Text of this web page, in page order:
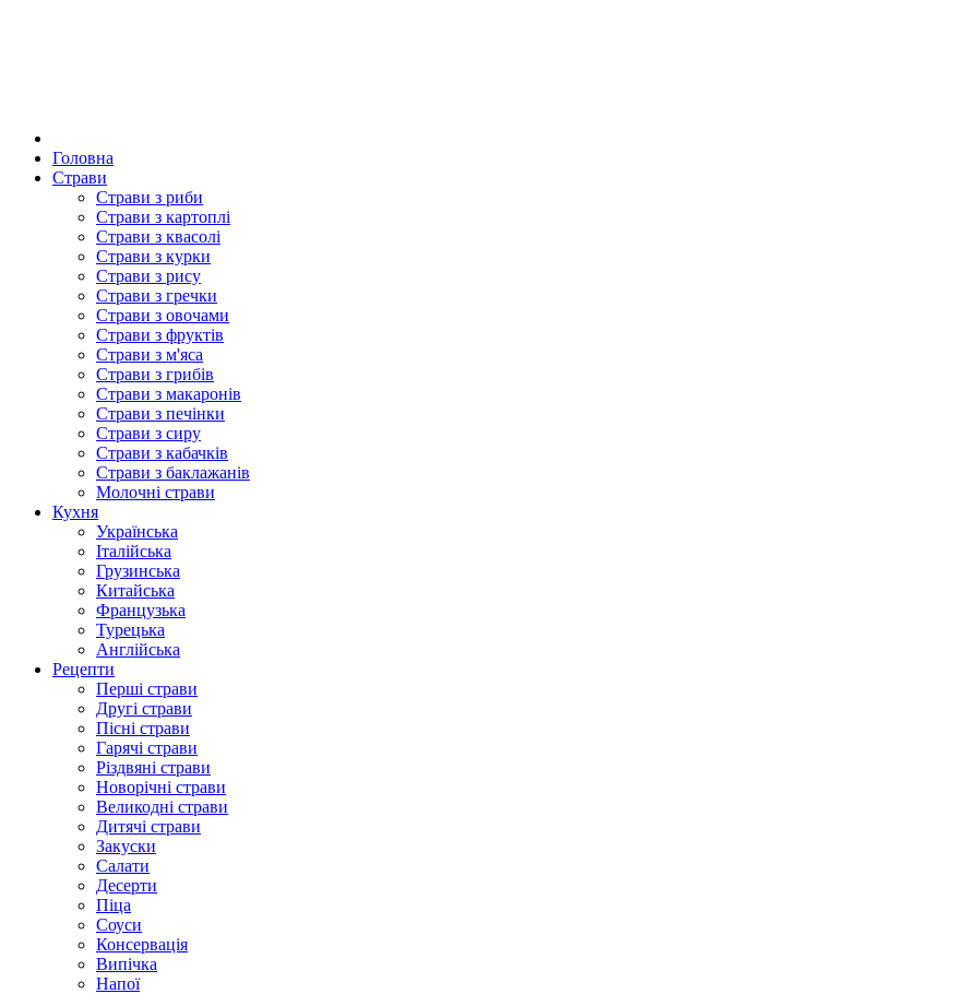
Головна
Страви
Страви з риби
Страви з картоплі
Страви з квасолі
Страви з курки
Страви з рису
Страви з гречки
Страви з овочами
Страви з фруктів
Страви з м'яса
Страви з грибів
Страви з макаронів
Страви з печінки
Страви з сиру
Страви з кабачків
Страви з баклажанів
Молочні страви
Кухня
Українська
Італійська
Грузинська
Китайська
Французька
Турецька
Англійська
Рецепти
Перші страви
Другі страви
Пісні страви
Гарячі страви
Різдвяні страви
Новорічні страви
Великодні страви
Дитячі страви
Закуски
Салати
Десерти
Піца
Соуси
Консервація
Випічка
Напої